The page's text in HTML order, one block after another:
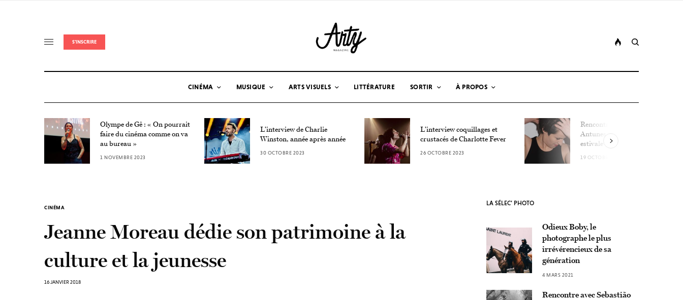
S'INSCRIRE
CINÉMA MUSIQUE ARTS VISUELS LITTÉRATURE SORTIR À PROPOS
Olympe de Gê : « On pourrait
faire du cinéma comme on va
au bureau »
1 NOVEMBRE 2023
L’interview de Charlie
Winston, année après année
30 OCTOBRE 2023
L’interview coquillages et
crustacés de Charlotte Fever
26 OCTOBRE 2023
Rencontre avec Lucie
Antunes, la détonation
estivale
19 OCTOBRE 2023
CINÉMA
Jeanne Moreau dédie son patrimoine à la
culture et la jeunesse
16 JANVIER 2018
LA SÉLEC’ PHOTO
Odieux Boby, le
photographe le plus
irrévérencieux de sa
génération
4 MARS 2021
Rencontre avec Sebastião